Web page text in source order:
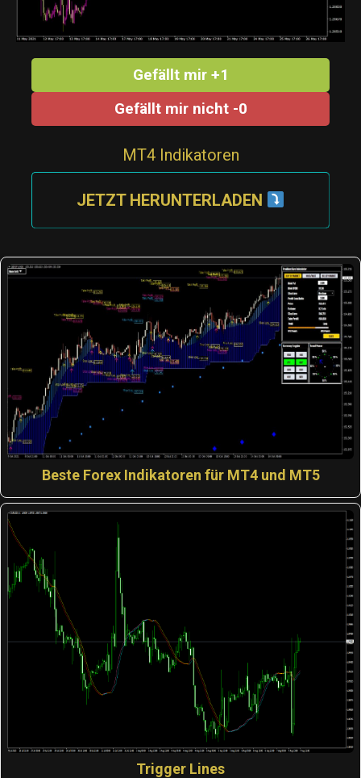
Gefällt mir +1
Gefällt mir nicht -0
MT4 Indikatoren
JETZT HERUNTERLADEN
Beste Forex Indikatoren für MT4 und MT5
Trigger Lines